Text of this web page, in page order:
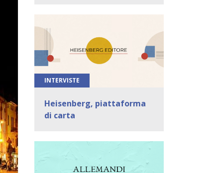
INTERVISTE
Heisenberg, piattaforma
di carta